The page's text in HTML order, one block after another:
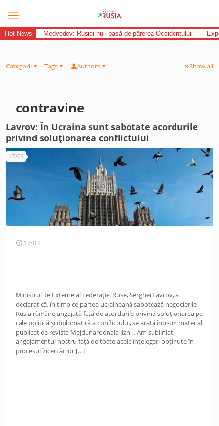
Hot News Medvedev: Rusiei nu-i pasă de părerea Occidentului
Categorii Tags Authors Show all
contravine
Lavrov: În Ucraina sunt sabotate acordurile
privind soluționarea conflictului
17/03
17/03
Ministrul de Externe al Federației Ruse, Serghei Lavrov, a
declarat că, în timp ce partea ucraineană sabotează negocierile,
Rusia rămâne angajată față de acordurile privind soluționarea pe
cale politică și diplomatică a conflictului, se arată într-un material
publicat de revista Mejdunarodnaia jizni. „Am subliniat
angajamentul nostru față de toate acele înțelegeri obținute în
procesul încercărilor […]